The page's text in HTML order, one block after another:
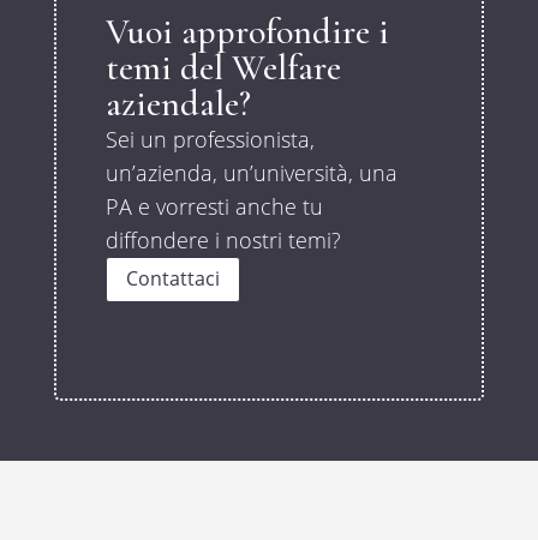
Vuoi approfondire i
temi del Welfare
aziendale?
Sei un professionista,
un’azienda, un’università, una
PA e vorresti anche tu
diffondere i nostri temi?
Contattaci